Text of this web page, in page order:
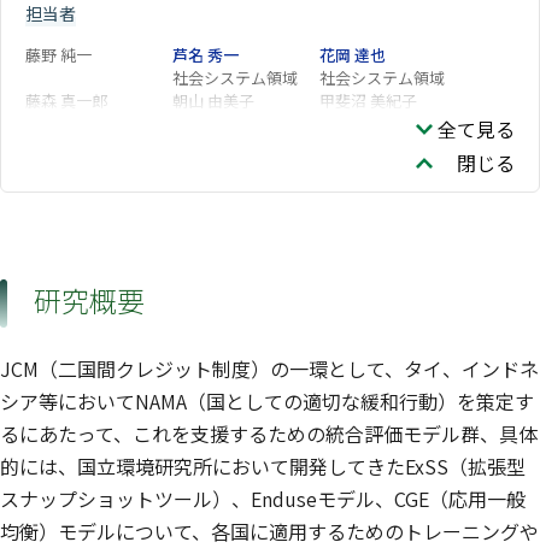
担当者
藤野 純一
芦名 秀一
社会システム領域
花岡 達也
社会システム領域
藤森 真一郎
朝山 由美子 甲斐沼 美紀子
全て見る
閉じる
研究概要
JCM（二国間クレジット制度）の一環として、タイ、インドネ
シア等においてNAMA（国としての適切な緩和行動）を策定す
るにあたって、これを支援するための統合評価モデル群、具体
的には、国立環境研究所において開発してきたExSS（拡張型
スナップショットツール）、Enduseモデル、CGE（応用一般
均衡）モデルについて、各国に適用するためのトレーニングや